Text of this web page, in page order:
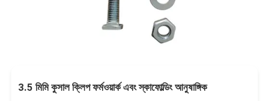
3.5 মিমি কুসাল ক্লিপ ফর্মওয়ার্ক এবং স্কাফোল্ডিং আনুষাঙ্গিক